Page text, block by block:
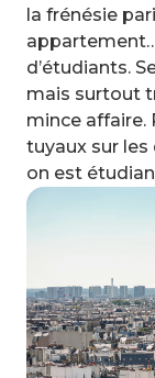
la frénésie
d’étudiants.
mais surtout
mince affaire.
tuyaux sur
on est